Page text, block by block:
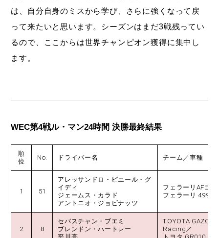
は、自分自身のミスから学び、さらに強くなって戻
って来たいと思います。シーズンはまだ3戦残ってい
るので、ここからは世界チャンピオン獲得に集中し
ます。
WEC第4戦ル・マン24時間 決勝最終結果
順
位
No. ドライバー名 チーム／車種
1 51
アレッサンドロ・ピエール・グ
イディ
ジェームス・カラド
アントニオ・ジョビナッツ
フェラーリAFコ
フェラーリ 499P
2 8
セバスチャン・ブエミ
ブレンドン・ハートレー
TOYOTA GAZOO
Racing／